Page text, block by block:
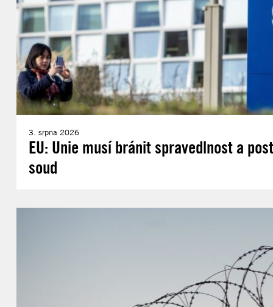
3. srpna 2026
EU: Unie musí bránit spravedlnost a
soud